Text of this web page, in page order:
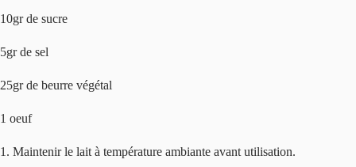
10gr de sucre
5gr de sel
25gr de beurre végétal
1 oeuf
1. Maintenir le lait à température ambiante avant utilisation.